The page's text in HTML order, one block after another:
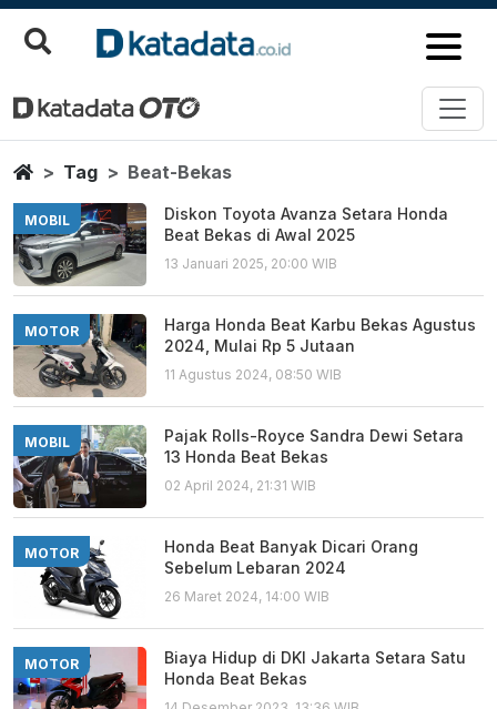
Beat Bekas
Berita Terbaru
HomeTag Beat-Bekas
MOBIL
Diskon Toyota Avanza Setara Honda
Beat Bekas di Awal 2025
13 Januari 2025, 20:00 WIB
MOTOR
Harga Honda Beat Karbu Bekas Agustus
2024, Mulai Rp 5 Jutaan
11 Agustus 2024, 08:50 WIB
MOBIL
Pajak Rolls-Royce Sandra Dewi Setara
13 Honda Beat Bekas
02 April 2024, 21:31 WIB
MOTOR
Honda Beat Banyak Dicari Orang
Sebelum Lebaran 2024
26 Maret 2024, 14:00 WIB
MOTOR
Biaya Hidup di DKI Jakarta Setara Satu
Honda Beat Bekas